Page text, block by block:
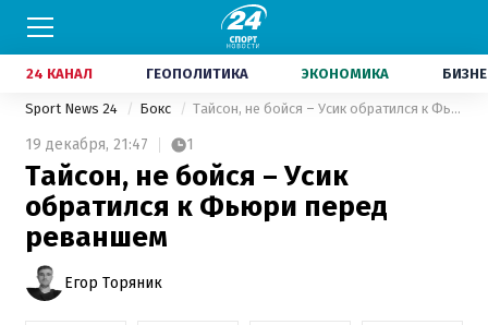
24 КАНАЛ ГЕОПОЛИТИКА ЭКОНОМИКА
Sport News 24 Бокс Тайсон, не бойся – Усик обратился к Фьюри перед реваншем
19 декабря, 21:47 1
Тайсон, не бойся – Усик
обратился к Фьюри перед
реваншем
Егор Торяник